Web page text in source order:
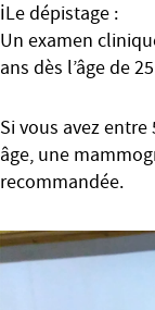
ℹ️Le dépistage :
Un examen
ans dès l’âge de
Si vous avez
âge, une
recommandée.